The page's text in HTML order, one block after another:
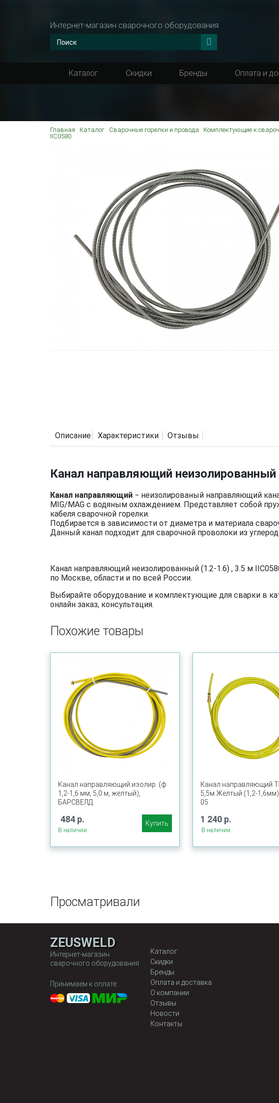
Интернет-магазин сварочного оборудования
Каталог Скидки Бренды Оплата и
Главная Каталог Сварочные горелки и провода Комплектующие к
IIC0580
Описание Характеристики Отзывы
Канал направляющий
Канал направляющий − неизолированый направляющий
MIG/MAG с водяным охлаждением. Представляет собой
кабеля сварочной горелки.
Подбирается в зависимости от диаметра и материала
Данный канал подходит для сварочной проволоки из
Канал направляющий неизолированный (1.2-1.6) , 3.5 м
по Москве, области и по всей России.
Выбирайте оборудование и комплектующие для сварки в
онлайн заказ, консультация.
Похожие товары
Канал направляющий изолир. (ф
1,2-1,6 мм, 5,0 м, желтый),
БАРСВЕЛД
484 р.
В наличии
Купить
Канал направляющий
5,5м Желтый (1,2-
05
1 240 р.
В наличии
Просматривали
ZEUSWELD
Интернет-магазин
сварочного оборудования
Принимаем к оплате:
Каталог
Скидки
Бренды
Оплата и доставка
О компании
Отзывы
Новости
Контакты